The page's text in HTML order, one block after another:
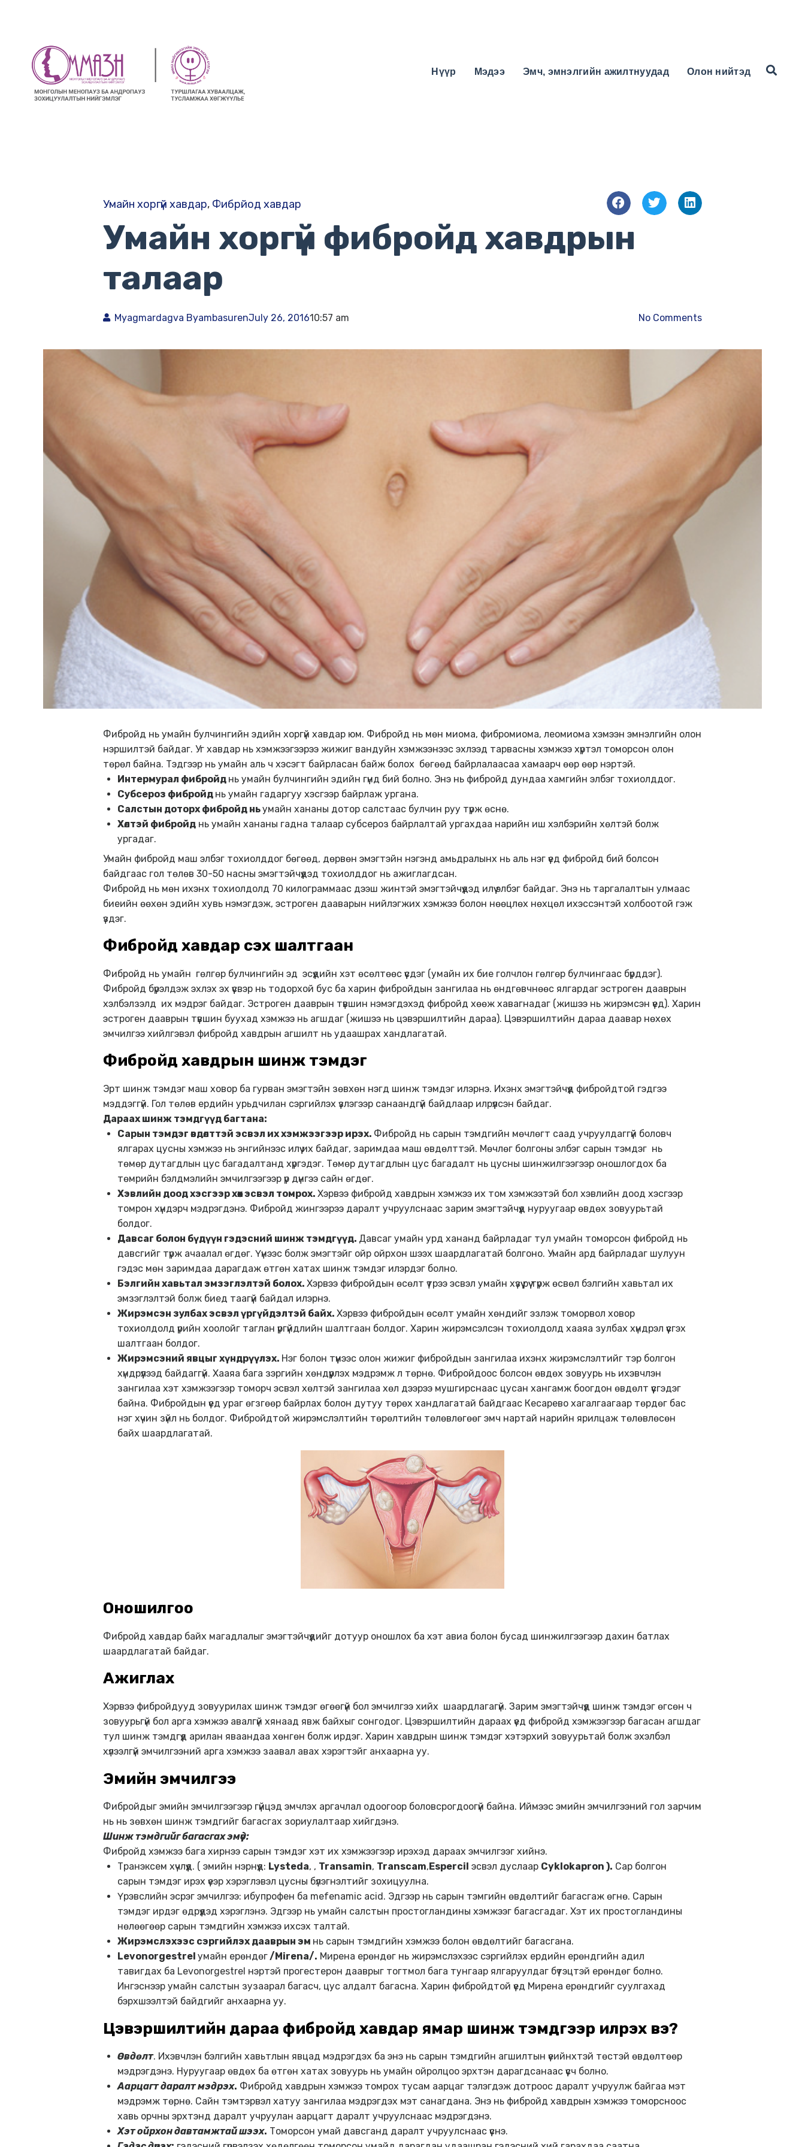
Нүүр Мэдээ Эмч, эмнэлгийн ажилтнуудад Олон нийтэд
Умайн хоргүй хавдар, Фибрйод хавдар
Умайн хоргүй фибройд хавдрын
талаар
Myagmardagva ByambasurenJuly 26, 201610:57 am No Comments
Фибройд нь умайн булчингийн эдийн хоргүй хавдар юм. Фибройд нь мөн миома, фибромиома, леомиома хэмээн эмнэлгийн олон
нэршилтэй байдаг. Уг хавдар нь хэмжээгээрээ жижиг вандуйн хэмжээнээс эхлээд тарвасны хэмжээ хүртэл томорсон олон
төрөл байна. Тэдгээр нь умайн аль ч хэсэгт байрласан байж болох бөгөөд байрлалаасаа хамаарч өөр өөр нэртэй.
Интермурал фибройд нь умайн булчингийн эдийн гүнд бий болно. Энэ нь фибройд дундаа хамгийн элбэг тохиолддог.
Субсероз фибройд нь умайн гадаргуу хэсгээр байрлаж ургана.
Салстын доторх фибройд ньумайн хананы дотор салстаас булчин руу түрж өснө.
Хөлтэй фибройд нь умайн хананы гадна талаар субсероз байрлалтай ургахдаа нарийн иш хэлбэрийн хөлтэй болж
ургадаг.
Умайн фибройд маш элбэг тохиолддог бөгөөд, дөрвөн эмэгтэйн нэгэнд амьдралынх нь аль нэг үед фибройд бий болсон
байдгаас гол төлөв 30-50 насны эмэгтэйчүүдэд тохиолддог нь ажиглагдсан.
Фибройд нь мөн ихэнх тохиолдолд 70 килограммаас дээш жинтэй эмэгтэйчүүдэд илүү элбэг байдаг. Энэ нь таргалалтын улмаас
биеийн өөхөн эдийн хувь нэмэгдэж, эстроген дааварын нийлэгжих хэмжээ болон нөөцлөх нөхцөл ихэссэнтэй холбоотой гэж
үздэг.
Фибройд хавдар үүсэх шалтгаан
Фибройд нь умайн гөлгөр булчингийн эд эсүүдийн хэт өсөлтөөс үүсдэг (умайн их бие голчлон гөлгөр булчингаас бүрддэг).
Фибройд бүрэлдэж эхлэх эх үүсвэр нь тодорхой бус ба харин фибройдын зангилаа нь өндгөвчнөөс ялгардаг эстроген дааврын
хэлбэлзэлд их мэдрэг байдаг. Эстроген дааврын түвшин нэмэгдэхэд фибройд хөөж хавагнадаг (жишээ нь жирэмсэн үед). Харин
эстроген дааврын түвшин буухад хэмжээ нь агшдаг (жишээ нь цэвэршилтийн дараа). Цэвэршилтийн дараа даавар нөхөх
эмчилгээ хийлгэвэл фибройд хавдрын агшилт нь удаашрах хандлагатай.
Фибройд хавдрын шинж тэмдэг
Эрт шинж тэмдэг маш ховор ба гурван эмэгтэйн зөвхөн нэгд шинж тэмдэг илэрнэ. Ихэнх эмэгтэйчүүд фибройдтой гэдгээ
мэддэггүй. Гол төлөв ердийн урьдчилан сэргийлэх үзлэгээр санаандгүй байдлаар илрүүлсэн байдаг.
Дараах шинж тэмдгүүд багтана:
Сарын тэмдэг өвдөлттэй эсвэл их хэмжээгээр ирэх. Фибройд нь сарын тэмдгийн мөчлөгт саад учруулдаггүй боловч
ялгарах цусны хэмжээ нь энгийнээс илүү их байдаг, заримдаа маш өвдөлттэй. Мөчлөг болгоны элбэг сарын тэмдэг нь
төмөр дутагдлын цус багадалтанд хүргэдэг. Төмөр дутагдлын цус багадалт нь цусны шинжилгээгээр оношлогдох ба
төмрийн бэлдмэлийн эмчилгээгээр үр дүнгээ сайн өгдөг.
Хэвлийн доод хэсгээр хөөх эсвэл томрох. Хэрвээ фибройд хавдрын хэмжээ их том хэмжээтэй бол хэвлийн доод хэсгээр
томрон хүндэрч мэдрэгдэнэ. Фибройд жингээрээ даралт учруулснаас зарим эмэгтэйчүүд нуруугаар өвдөх зовуурьтай
болдог.
Давсаг болон бүдүүн гэдэсний шинж тэмдгүүд. Давсаг умайн урд хананд байрладаг тул умайн томорсон фибройд нь
давсгийг түрж ачаалал өгдөг. Үүнээс болж эмэгтэйг ойр ойрхон шээх шаардлагатай болгоно. Умайн ард байрладаг шулуун
гэдэс мөн заримдаа дарагдаж өтгөн хатах шинж тэмдэг илэрдэг болно.
Бэлгийн хавьтал эмзэглэлтэй болох. Хэрвээ фибройдын өсөлт үтрээ эсвэл умайн хүзүү рүү түрж өсвөл бэлгийн хавьтал их
эмзэглэлтэй болж биед таагүй байдал илэрнэ.
Жирэмсэн зулбах эсвэл үргүйдэлтэй байх. Хэрвээ фибройдын өсөлт умайн хөндийг эзлэж томорвол ховор
тохиолдолд үрийн хоолойг таглан үргүйдлийн шалтгаан болдог. Харин жирэмсэлсэн тохиолдолд хааяа зулбах хүндрэл үүсгэх
шалтгаан болдог.
Жирэмсэний явцыг хүндрүүлэх. Нэг болон түүнээс олон жижиг фибройдын зангилаа ихэнх жирэмслэлтийг тэр болгон
хүндрүүлээд байдаггүй. Хааяа бага зэргийн хөндүүрлэх мэдрэмж л төрнө. Фибройдоос болсон өвдөх зовуурь нь ихэвчлэн
зангилаа хэт хэмжээгээр томорч эсвэл хөлтэй зангилаа хөл дээрээ мушгирснаас цусан хангамж боогдон өвдөлт үүсгэдэг
байна. Фибройдын үед ураг өгзгөөр байрлах болон дутуу төрөх хандлагатай байдгаас Кесарево хагалгаагаар төрдөг бас
нэг хүчин зүйл нь болдог. Фибройдтой жирэмслэлтийн төрөлтийн төлөвлөгөөг эмч нартай нарийн ярилцаж төлөвлөсөн
байх шаардлагатай.
Оношилгоо
Фибройд хавдар байх магадлалыг эмэгтэйчүүдийг дотуур оношлох ба хэт авиа болон бусад шинжилгээгээр дахин батлах
шаардлагатай байдаг.
Ажиглах
Хэрвээ фибройдууд зовуурилах шинж тэмдэг өгөөгүй бол эмчилгээ хийх шаардлагагүй. Зарим эмэгтэйчүүд шинж тэмдэг өгсөн ч
зовуурьгүй бол арга хэмжээ авалгүй хянаад явж байхыг сонгодог. Цэвэршилтийн дараах үед фибройд хэмжээгээр багасан агшдаг
тул шинж тэмдгүүд арилан яваандаа хөнгөн болж ирдэг. Харин хавдрын шинж тэмдэг хэтэрхий зовуурьтай болж эхэлбэл
хүлээлгүй эмчилгээний арга хэмжээ заавал авах хэрэгтэйг анхаарна уу.
Эмийн эмчилгээ
Фибройдыг эмийн эмчилгээгээр гүйцэд эмчлэх аргачлал одоогоор боловсрогдоогүй байна. Иймээс эмийн эмчилгээний гол зарчим
нь нь зөвхөн шинж тэмдгийг багасгах зориулалтаар хийгдэнэ.
Шинж тэмдгийг багасгах эмүүд:
Фибройд хэмжээ бага хирнээ сарын тэмдэг хэт их хэмжээгээр ирэхэд дараах эмчилгээг хийнэ.
Транэксем хүчлүүд. ( эмийн нэрнүүд: Lysteda, , Transamin, Transcam, Espercil эсвэл дуслаар Cyklokapron ). Сар болгон
сарын тэмдэг ирэх үеэр хэрэглэвэл цусны бүлэгнэлтийг зохицуулна.
Үрэвслийн эсрэг эмчилгээ: ибупрофен ба mefenamic acid. Эдгээр нь сарын тэмгийн өвдөлтийг багасгаж өгнө. Сарын
тэмдэг ирдэг өдрүүдэд хэрэглэнэ. Эдгээр нь умайн салстын простогландины хэмжээг багасгадаг. Хэт их простогландины
нөлөөгөөр сарын тэмдгийн хэмжээ ихсэх талтай.
Жирэмслэхээс сэргийлэх дааврын эм нь сарын тэмдгийн хэмжээ болон өвдөлтийг багасгана.
Levonorgestrel умайн ерөндөг/Mirena/. Мирена ерөндөг нь жирэмслэхээс сэргийлэх ердийн ерөндгийн адил
тавигдах ба Levonorgestrel нэртэй прогестерон дааврыг тогтмол бага тунгаар ялгаруулдаг бүтэцтэй ерөндөг болно.
Ингэснээр умайн салстын зузаарал багасч, цус алдалт багасна. Харин фибройдтой үед Мирена ерөндгийг суулгахад
бэрхшээлтэй байдгийг анхаарна уу.
Цэвэршилтийн дараа фибройд хавдар ямар шинж тэмдгээр илрэх вэ?
Өвдөлт. Ихэвчлэн бэлгийн хавьтлын явцад мэдрэгдэх ба энэ нь сарын тэмдгийн агшилтын үеийнхтэй төстэй өвдөлтөөр
мэдрэгдэнэ. Нуруугаар өвдөх ба өтгөн хатах зовуурь нь умайн ойролцоо эрхтэн дарагдсанаас үүсч болно.
Аарцагт даралт мэдрэх. Фибройд хавдрын хэмжээ томрох тусам аарцаг тэлэгдэж дотроос даралт учруулж байгаа мэт
мэдрэмж төрнө. Сайн тэмтэрвэл хатуу зангилаа мэдрэгдэх мэт санагдана. Энэ нь фибройд хавдрын хэмжээ томорсноос
хавь орчны эрхтэнд даралт учруулан аарцагт даралт учруулснаас мэдрэгдэнэ.
Хэт ойрхон давтамжтай шээх. Томорсон умай давсганд даралт учруулснаас үүснэ.